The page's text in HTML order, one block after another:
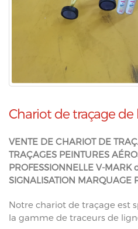
Chariot de traçage de
VENTE DE CHARIOT DE
TRAÇAGES PEINTURES
PROFESSIONNELLE V-MARK
SIGNALISATION MARQUAGE
Notre chariot de traçage est
la gamme de traceurs de